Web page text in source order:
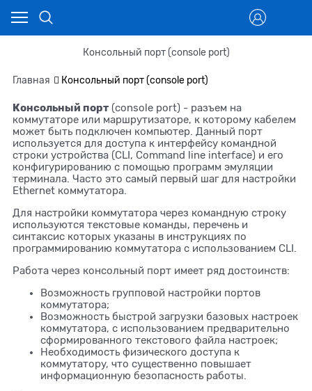
Консольный порт (console port)
Главная Консольный порт (console port)
Консольный порт (console port) - разъем на
коммутаторе или маршрутизаторе, к которому кабелем
может быть подключен компьютер. Данный порт
используется для доступа к интерфейсу командной
строки устройства (CLI, Command line interface) и его
конфигурированию с помощью программ эмуляции
терминала. Часто это самый первый шаг для настройки
Ethernet коммутатора.
Для настройки коммутатора через командную строку
используются текстовые команды, перечень и
синтаксис которых указаны в инструкциях по
программированию коммутатора с использованием CLI.
Работа через консольный порт имеет ряд достоинств:
Возможность групповой настройки портов
коммутатора;
Возможность быстрой загрузки базовых настроек
коммутатора, с использованием предварительно
сформированного текстового файла настроек;
Необходимость физического доступа к
коммутатору, что существенно повышает
информационную безопасность работы.